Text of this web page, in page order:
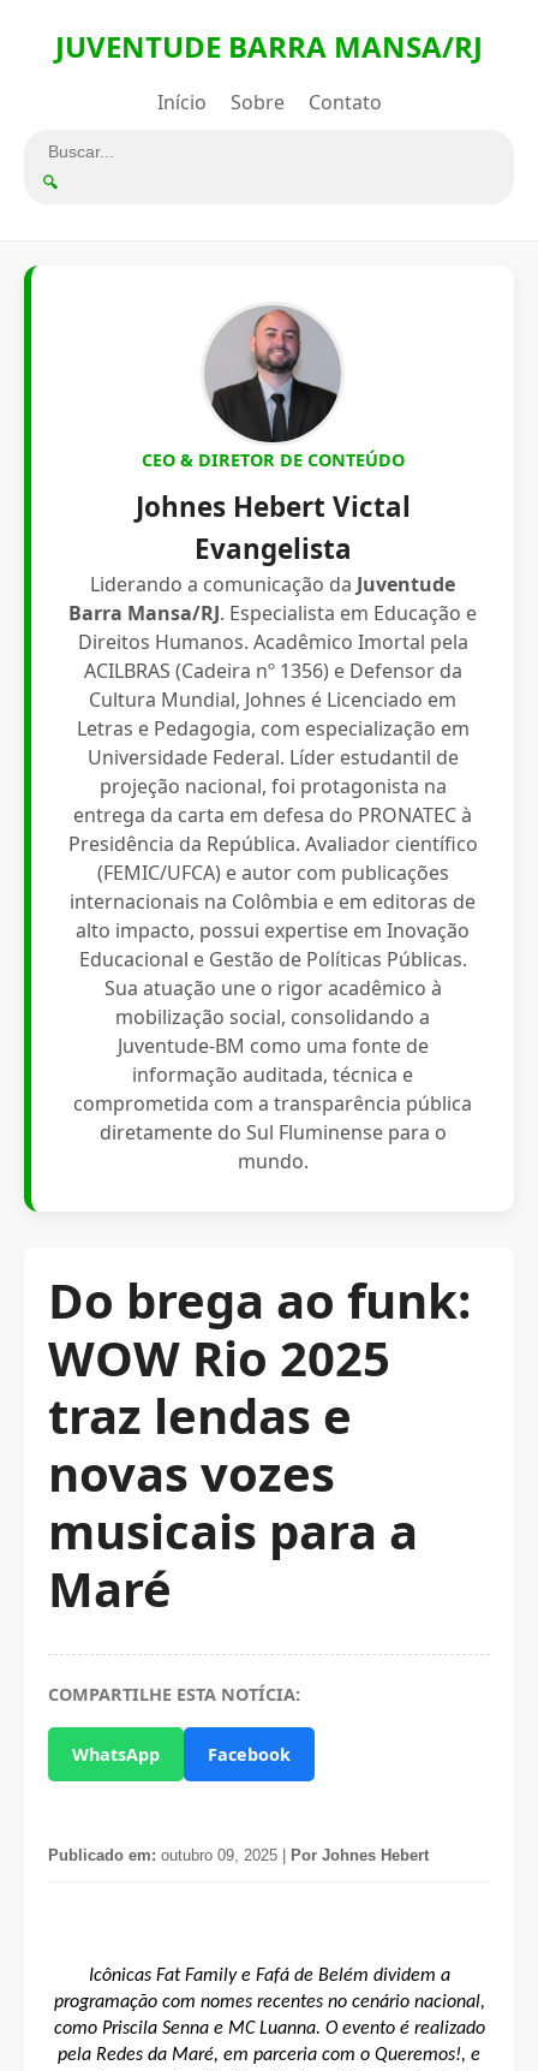
JUVENTUDE BARRA MANSA/RJ
Início Sobre Contato
🔍
CEO & DIRETOR DE CONTEÚDO
Johnes Hebert Victal
Evangelista
Liderando a comunicação da Juventude
Barra Mansa/RJ. Especialista em Educação e
Direitos Humanos. Acadêmico Imortal pela
ACILBRAS (Cadeira nº 1356) e Defensor da
Cultura Mundial, Johnes é Licenciado em
Letras e Pedagogia, com especialização em
Universidade Federal. Líder estudantil de
projeção nacional, foi protagonista na
entrega da carta em defesa do PRONATEC à
Presidência da República. Avaliador científico
(FEMIC/UFCA) e autor com publicações
internacionais na Colômbia e em editoras de
alto impacto, possui expertise em Inovação
Educacional e Gestão de Políticas Públicas.
Sua atuação une o rigor acadêmico à
mobilização social, consolidando a
Juventude-BM como uma fonte de
informação auditada, técnica e
comprometida com a transparência pública
diretamente do Sul Fluminense para o
mundo.
Do brega ao funk:
WOW Rio 2025
traz lendas e
novas vozes
musicais para a
Maré
COMPARTILHE ESTA NOTÍCIA:
WhatsApp Facebook
Publicado em: outubro 09, 2025 | Por Johnes Hebert
Icônicas Fat Family e Fafá de Belém dividem a
programação com nomes recentes no cenário nacional,
como Priscila Senna e MC Luanna. O evento é realizado
pela Redes da Maré, em parceria com o Queremos!, e